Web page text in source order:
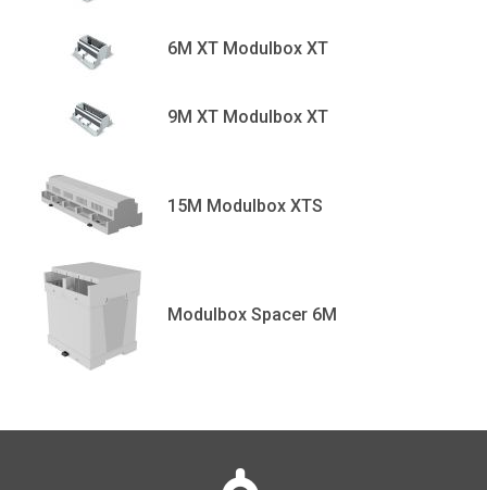
6M XT Modulbox XT
9M XT Modulbox XT
15M Modulbox XTS
Modulbox Spacer 6M